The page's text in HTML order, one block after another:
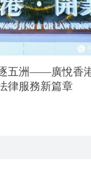
五洲——廣悅香
律服務新篇章